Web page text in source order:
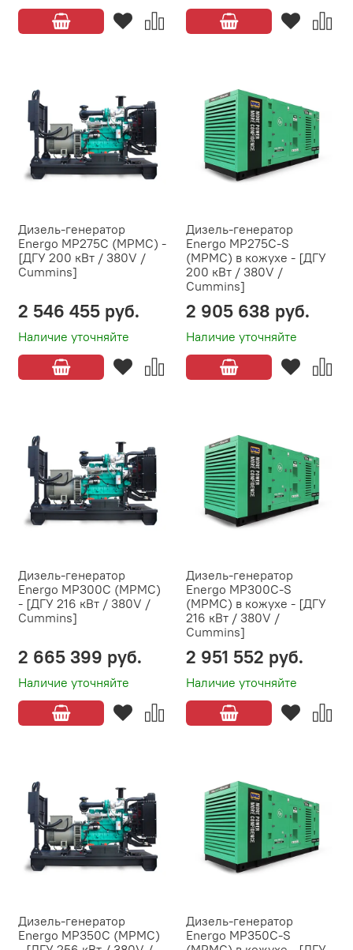
Дизель-генератор
Energo MP275C (MPMC) -
[ДГУ 200 кВт / 380V /
Cummins]
Наличие уточняйте
2 546 455 руб.
Дизель-генератор
Energo MP275C-S
(MPMC) в кожухе - [ДГУ
200 кВт / 380V /
Cummins]
Наличие уточняйте
2 905 638 руб.
Дизель-генератор
Energo MP300C (MPMC)
- [ДГУ 216 кВт / 380V /
Cummins]
Наличие уточняйте
2 665 399 руб.
Дизель-генератор
Energo MP300C-S
(MPMC) в кожухе - [ДГУ
216 кВт / 380V /
Cummins]
Наличие уточняйте
2 951 552 руб.
Дизель-генератор
Energo MP350C (MPMC)
Дизель-генератор
Energo MP350C-S